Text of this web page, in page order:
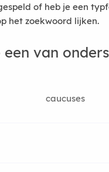
of heb je een
het zoekwoord lijken.
een van
caucuses